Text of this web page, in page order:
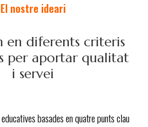
El nostre ideari
en diferents criteris
per aportar qualitat
i servei
basades en quatre punts clau